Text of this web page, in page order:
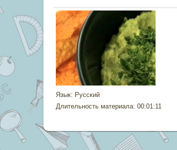
Язык: Русский
Длительность материала: 00:01:11